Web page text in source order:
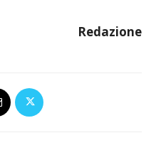
Redazione